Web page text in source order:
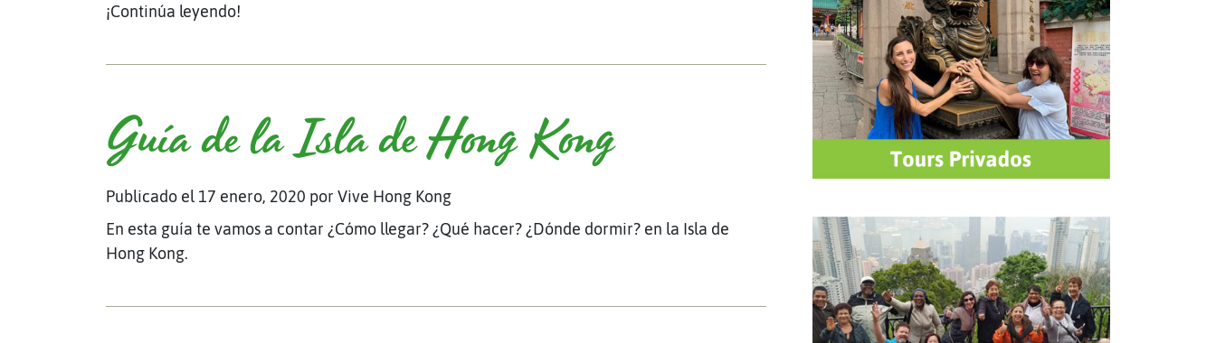
¡Continúa leyendo!
Guía de la Isla de Hong Kong
Publicado el 17 enero, 2020 por Vive Hong Kong
En esta guía te vamos a contar ¿Cómo llegar? ¿Qué hacer? ¿Dónde dormir? en la Isla de
Hong Kong.